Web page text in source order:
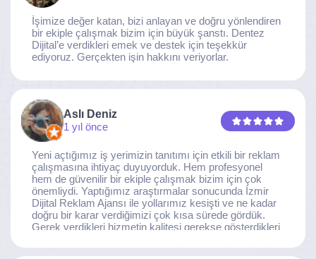
İşimize değer katan, bizi anlayan ve doğru yönlendiren
bir ekiple çalışmak bizim için büyük şanstı. Dentez
Dijital’e verdikleri emek ve destek için teşekkür
ediyoruz. Gerçekten işin hakkını veriyorlar.
Aslı Deniz
1 yıl önce
Yeni açtığımız iş yerimizin tanıtımı için etkili bir reklam
çalışmasına ihtiyaç duyuyorduk. Hem profesyonel
hem de güvenilir bir ekiple çalışmak bizim için çok
önemliydi. Yaptığımız araştırmalar sonucunda İzmir
Dijital Reklam Ajansı ile yollarımız kesişti ve ne kadar
doğru bir karar verdiğimizi çok kısa sürede gördük.
Gerek verdikleri hizmetin kalitesi gerekse gösterdikleri
noktaya ulaştı. Kaliteden asla taviz vermeyen, her